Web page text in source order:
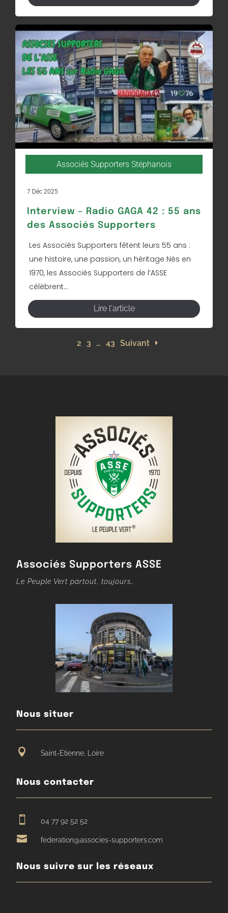
Associés Supporters Stéphanois
7 Déc 2025
Interview – Radio GAGA 42 : 55 ans
des Associés Supporters
Les Associés Supporters fêtent leurs 55 ans :
une histoire, une passion, un héritage Nés en
1970, les Associés Supporters de l’ASSE
célèbrent...
Lire l'article
2 3 … 43 Suivant
Associés Supporters ASSE
Le Peuple Vert partout, toujours…
Nous situer
 Saint-Etienne, Loire
Nous contacter
 04 77 92 52 52
 federation@associes-supporters.com
Nous suivre sur les réseaux